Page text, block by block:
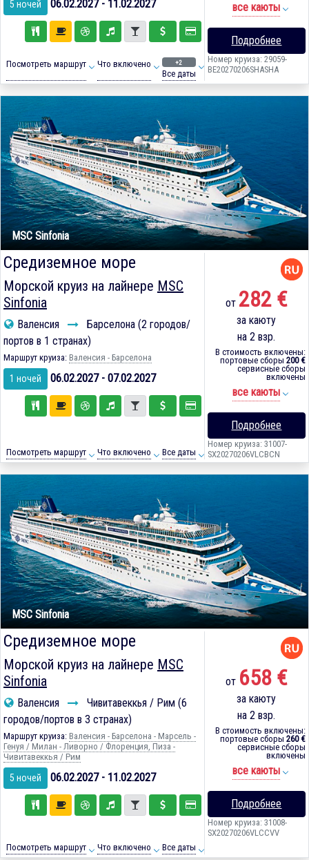
5 ночей 06.02.2027 - 11.02.2027
Посмотреть маршрут Что включено +2
Все даты
все каюты
Подробнее
Номер круиза: 29059-
BE20270206SHASHA
MSC Sinfonia
Средиземное море
Морской круиз на лайнере MSC
Sinfonia
Валенсия
Барселона (2 городов/
портов в 1 странах)
Маршрут круиза: Валенсия - Барселона
1 ночей 06.02.2027 - 07.02.2027
Посмотреть маршрут Что включено Все даты
от 282 €
за каюту
на 2 взр.
В стоимость включены:
портовые сборы 200 €
сервисные сборы
включены
все каюты
Подробнее
Номер круиза: 31007-
SX20270206VLCBCN
MSC Sinfonia
Средиземное море
Морской круиз на лайнере MSC
Sinfonia
Валенсия
Чивитавеккья / Рим (6
городов/портов в 3 странах)
Маршрут круиза: Валенсия - Барселона - Марсель -
Генуя / Милан - Ливорно / Флоренция, Пиза -
Чивитавеккья / Рим
5 ночей 06.02.2027 - 11.02.2027
Посмотреть маршрут Что включено Все даты
от 658 €
за каюту
на 2 взр.
В стоимость включены:
портовые сборы 260 €
сервисные сборы
включены
все каюты
Подробнее
Номер круиза: 31008-
SX20270206VLCCVV